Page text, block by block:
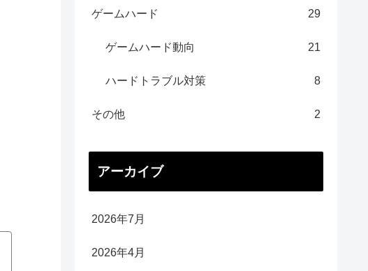
ゲームハード 29
ゲームハード動向 21
ハードトラブル対策 8
その他 2
アーカイブ
2026年7月
2026年4月